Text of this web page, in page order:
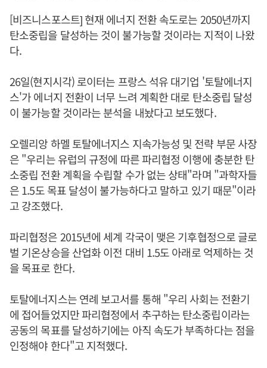
[비즈니스포스트] 현재 에너지 전환 속도로는 2050년까지
탄소중립을 달성하는 것이 불가능할 것이라는 지적이 나왔
다.
26일(현지시각) 로이터는 프랑스 석유 대기업 '토탈에너지
스'가 에너지 전환이 너무 느려 계획한 대로 탄소중립 달성
이 불가능할 것이라는 분석을 내놨다고 보도했다.
오렐리앙 하멜 토탈에너지스 지속가능성 및 전략 부문 사장
은 "우리는 유럽의 규정에 따른 파리협정 이행에 충분한 탄
소중립 전환 계획을 수립할 수가 없는 상태"라며 "과학자들
은 1.5도 목표 달성이 불가능하다고 말하고 있기 때문"이라
고 강조했다.
파리협정은 2015년에 세계 각국이 맺은 기후협정으로 글로
벌 기온상승을 산업화 이전 대비 1.5도 아래로 억제하는 것
을 목표로 한다.
토탈에너지스는 연례 보고서를 통해 "우리 사회는 전환기
에 접어들었지만 파리협정에서 추구하는 탄소중립이라는
공동의 목표를 달성하기에는 아직 속도가 부족하다는 점을
인정해야 한다"고 지적했다.